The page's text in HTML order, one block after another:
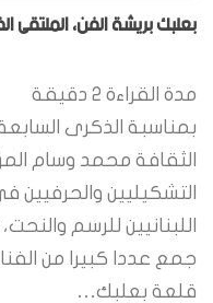
بعلبك بريشة الفن، الملتقى
مدة القراءة 2 دقيقة
بمناسبة الذكرى
الثقافة محمد وسام
التشكيليين والحرفيين
اللبنانيين للرسم
جمع عددا كبيرا من
قلعة بعلبك…